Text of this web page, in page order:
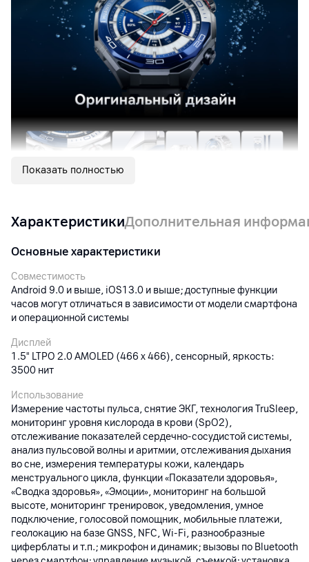
Показать полностью
ХарактеристикиДополнительная
Основные характеристики
Совместимость
Android 9.0 и выше, iOS13.0 и выше; доступные функции
часов могут отличаться в зависимости от модели смартфона
и операционной системы
Дисплей
1.5" LTPO 2.0 AMOLED (466 x 466), сенсорный, яркость:
3500 нит
Использование
Измерение частоты пульса, снятие ЭКГ, технология TruSleep,
мониторинг уровня кислорода в крови (SpO2),
отслеживание показателей сердечно-сосудистой системы,
анализ пульсовой волны и аритмии, отслеживания дыхания
во сне, измерения температуры кожи, календарь
менструального цикла, функции «Показатели здоровья»,
«Сводка здоровья», «Эмоции», мониторинг на большой
высоте, мониторинг тренировок, уведомления, умное
подключение, голосовой помощник, мобильные платежи,
геолокацию на базе GNSS, NFC, Wi-Fi, разнообразные
циферблаты и т.п.; микрофон и динамик; вызовы по Bluetooth